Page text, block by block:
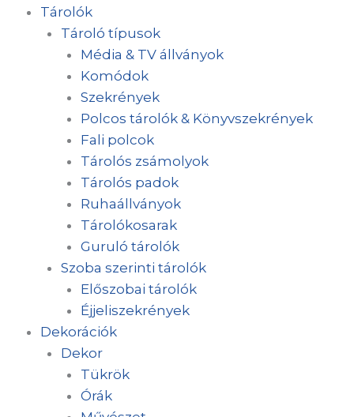
Tárolók
Tároló típusok
Média & TV állványok
Komódok
Szekrények
Polcos tárolók & Könyvszekrények
Fali polcok
Tárolós zsámolyok
Tárolós padok
Ruhaállványok
Tárolókosarak
Guruló tárolók
Szoba szerinti tárolók
Előszobai tárolók
Éjjeliszekrények
Dekorációk
Dekor
Tükrök
Órák